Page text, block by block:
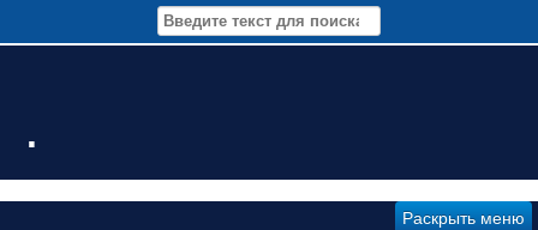
.
Раскрыть меню